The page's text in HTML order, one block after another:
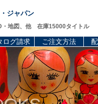
ジャパン
・地図、他 在庫15000タイトル
ログ請求 ご注文方法